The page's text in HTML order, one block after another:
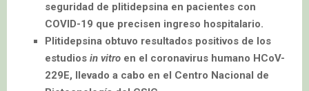
seguridad de plitidepsina en pacientes con
COVID-19 que precisen ingreso hospitalario.
Plitidepsina obtuvo resultados positivos de los
estudios in vitro en el coronavirus humano HCoV-
229E, llevado a cabo en el Centro Nacional de